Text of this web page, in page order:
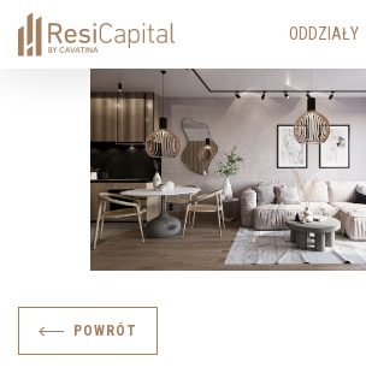
ODDZIAŁY
KRAKÓW
ŁÓDŹ
POWRÓT